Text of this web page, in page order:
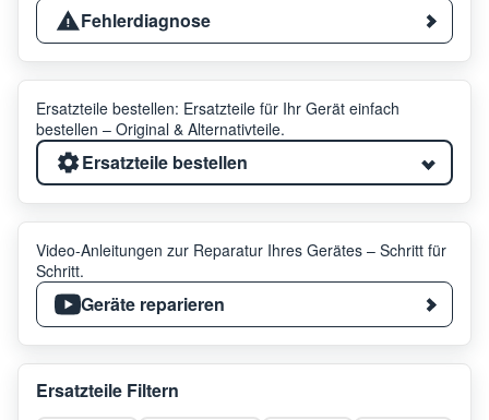
Fehlerdiagnose
Ersatzteile bestellen: Ersatzteile für Ihr Gerät einfach
bestellen – Original & Alternativteile.
Ersatzteile bestellen
Video-Anleitungen zur Reparatur Ihres Gerätes – Schritt für
Schritt.
Geräte reparieren
Ersatzteile Filtern